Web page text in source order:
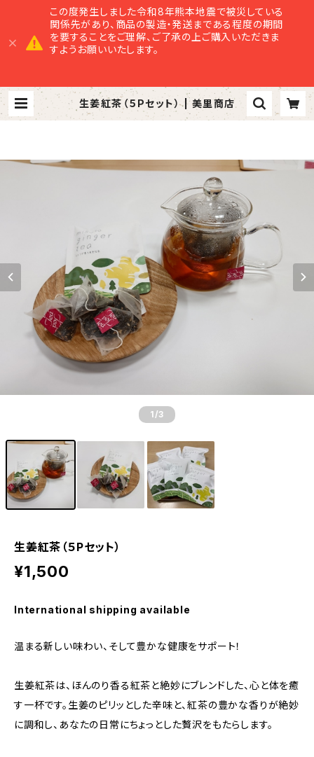
この度発生しました令和8年熊本地震で被災している
関係先があり、商品の製造・発送まである程度の期間
を要することをご理解、ご了承の上ご購入いただきま
すようお願いいたします。
生姜紅茶（５Pセット） | 美里商店
1 /3
生姜紅茶（５Pセット）
¥1,500
International shipping available
温まる新しい味わい、そして豊かな健康をサポート！
生姜紅茶は、ほんのり香る紅茶と絶妙にブレンドした、心と体を癒
す一杯です。生姜のピリッとした辛味と、紅茶の豊かな香りが絶妙
に調和し、あなたの日常にちょっとした贅沢をもたらします。